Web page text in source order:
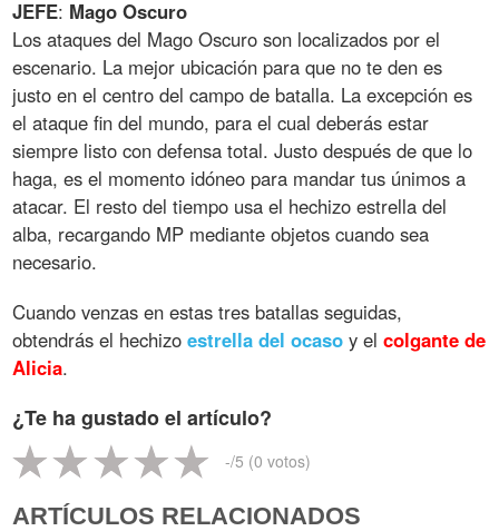
JEFE: Mago Oscuro
Los ataques del Mago Oscuro son localizados por el
escenario. La mejor ubicación para que no te den es
justo en el centro del campo de batalla. La excepción es
el ataque fin del mundo, para el cual deberás estar
siempre listo con defensa total. Justo después de que lo
haga, es el momento idóneo para mandar tus únimos a
atacar. El resto del tiempo usa el hechizo estrella del
alba, recargando MP mediante objetos cuando sea
necesario.
Cuando venzas en estas tres batallas seguidas,
obtendrás el hechizoestrella del ocaso y elcolgante de
Alicia.
¿Te ha gustado el artículo?
-/5 (0 votos)
ARTÍCULOS RELACIONADOS